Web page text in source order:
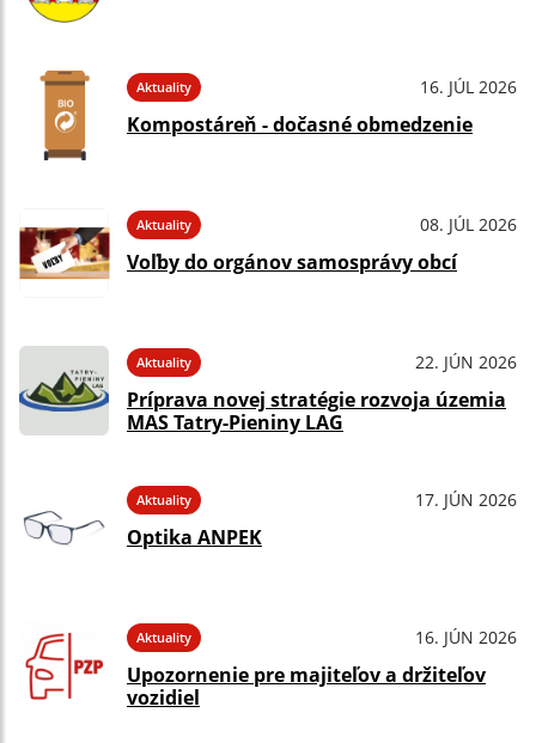
Aktuality 16. JÚL 2026
Kompostáreň - dočasné obmedzenie
Aktuality 08. JÚL 2026
Voľby do orgánov samosprávy obcí
Aktuality 22. JÚN 2026
Príprava novej stratégie rozvoja územia
MAS Tatry-Pieniny LAG
Aktuality 17. JÚN 2026
Optika ANPEK
Aktuality 16. JÚN 2026
Upozornenie pre majiteľov a držiteľov
vozidiel